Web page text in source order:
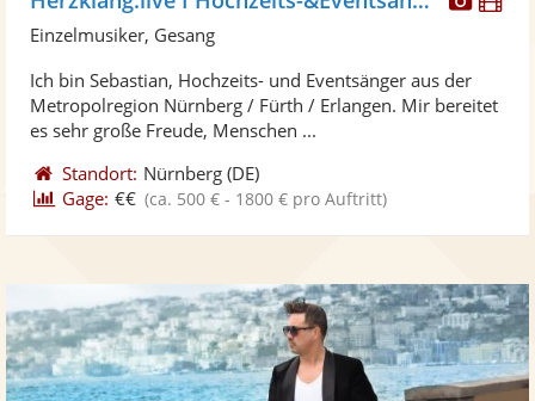
Einzelmusiker, Gesang
Ich bin Sebastian, Hochzeits- und Eventsänger aus der
Metropolregion Nürnberg / Fürth / Erlangen. Mir bereitet
es sehr große Freude, Menschen ...
Standort: Nürnberg (DE)
Gage: €€ (ca. 500 € - 1800 € pro Auftritt)